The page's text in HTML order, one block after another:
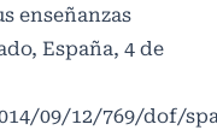
enseñanzas
España, 4 de
09/12/769/dof/